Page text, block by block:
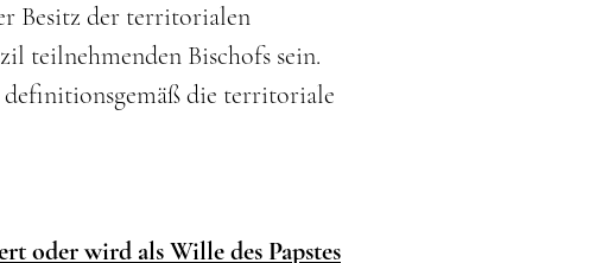
Besitz der territorialen
teilnehmenden Bischofs sein.
definitionsgemäß die territoriale
oder wird als Wille des Papstes